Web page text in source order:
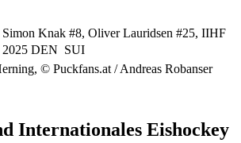
Simon Knak #8, Oliver Lauridsen #25, IIHF
DEN  SUI
© Puckfans.at / Andreas Robanser
Internationales Eishockey